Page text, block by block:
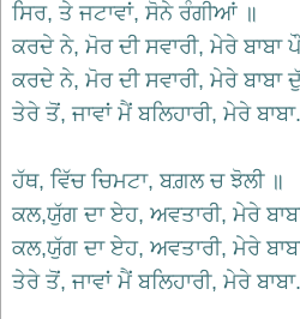
साईं
भजन
bhajans
जैन
bhajans
दुर्गा
भजन
durga
bhajans
ਸਿਰ, ਤੇ ਜਟਾਵਾਂ, ਸੋਨੇ ਰੰਗੀਆਂ ॥
ਕਰਦੇ ਨੇ, ਮੋਰ ਦੀ ਸਵਾਰੀ, ਮੇਰੇ ਬਾਬਾ
ਕਰਦੇ ਨੇ, ਮੋਰ ਦੀ ਸਵਾਰੀ, ਮੇਰੇ ਬਾਬਾ
ਤੇਰੇ ਤੋਂ, ਜਾਵਾਂ ਮੈਂ ਬਲਿਹਾਰੀ, ਮੇਰੇ
ਹੱਥ, ਵਿੱਚ ਚਿਮਟਾ, ਬਗ਼ਲ ਚ ਝੋਲੀ ॥
ਕਲ,ਯੁੱਗ ਦਾ ਏਹ, ਅਵਤਾਰੀ, ਮੇਰੇ
ਕਲ,ਯੁੱਗ ਦਾ ਏਹ, ਅਵਤਾਰੀ, ਮੇਰੇ ਬਾਬਾ
ਤੇਰੇ ਤੋਂ, ਜਾਵਾਂ ਮੈਂ ਬਲਿਹਾਰੀ, ਮੇਰੇ